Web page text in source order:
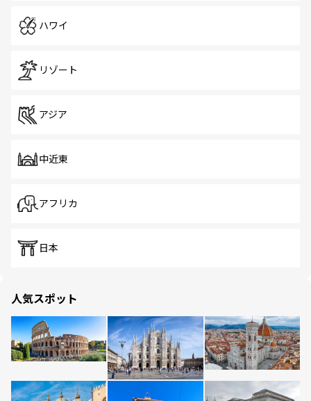
ハワイ
リゾート
アジア
中近東
アフリカ
日本
人気スポット